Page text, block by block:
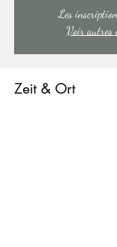
Les
Voir autres
Zeit & Ort